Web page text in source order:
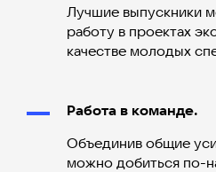
Лучшие выпускники
работу в проектах
качестве молодых
Работа в команде.
Объединив общие
можно добиться по-